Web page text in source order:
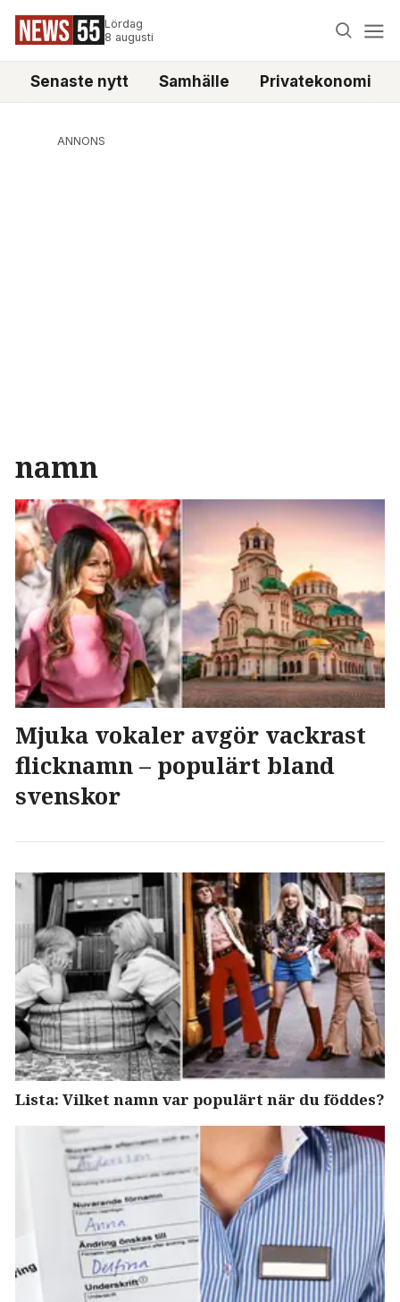
Lördag
8 augusti
Senaste nytt Samhälle Privatekonomi
ANNONS
namn
Mjuka vokaler avgör vackrast
flicknamn – populärt bland
svenskor
Lista: Vilket namn var populärt när du föddes?